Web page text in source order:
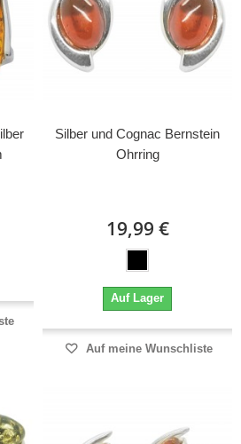
Silber und Cognac Bernstein
Ohrring
19,99 €
Auf Lager
Auf meine Wunschliste